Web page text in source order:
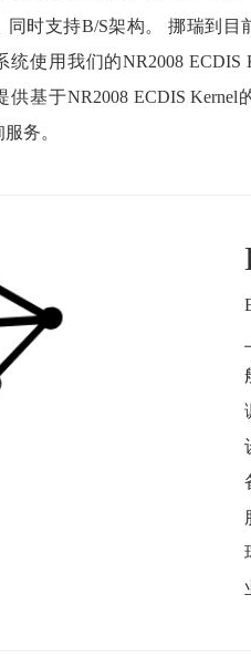
同时支持B/S架构。 挪瑞到目
统使用我们的NR2008 ECDIS
供基于NR2008 ECDIS Kernel
务。